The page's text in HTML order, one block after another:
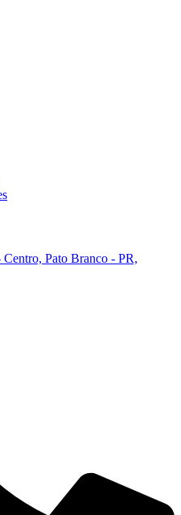
Pato Branco - PR,